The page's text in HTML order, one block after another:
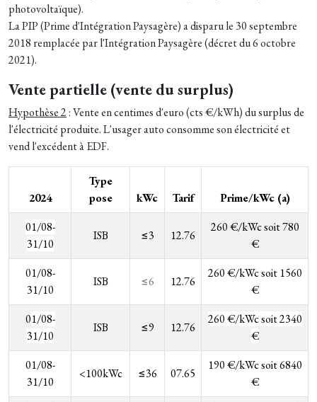
photovoltaïque).
LaPIP (Prime d'Intégration Paysagère) a disparu le 30 septembre
2018 remplacée par l'Intégration Paysagère (décret du 6 octobre
2021).
Vente partielle (vente du surplus)
Hypothèse 2: Vente en centimes d'euro (cts €/kWh) du surplus de
l'électricité produite. L'usager auto consomme son électricité et
vend l'excédent à EDF.
2024
Type
pose
kWc Tarif
Prime/kWc (a)
01/08-
31/10
ISB ≤3 12.76
260 €/kWc soit 780
€
01/08-
31/10
ISB ≤6 12.76
260 €/kWc soit 1560
€
01/08-
31/10
ISB ≤9 12.76
260 €/kWc soit 2340
€
01/08-
31/10
<100kWc ≤36 07.65
190 €/kWc soit 6840
€